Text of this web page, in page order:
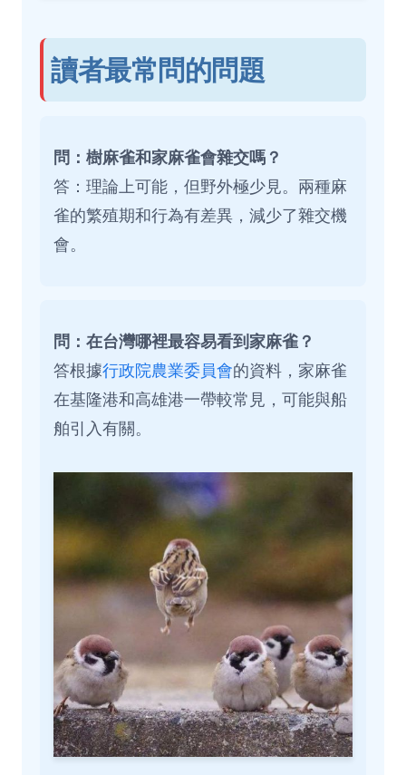
讀者最常問的問題
問：樹麻雀和家麻雀會雜交嗎？
答：理論上可能，但野外極少見。兩種麻
雀的繁殖期和行為有差異，減少了雜交機
會。
問：在台灣哪裡最容易看到家麻雀？
答根據行政院農業委員會的資料，家麻雀
在基隆港和高雄港一帶較常見，可能與船
舶引入有關。